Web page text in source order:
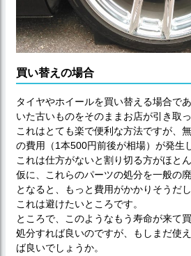
買い替えの場合
タイヤやホイールを買い替える場合で
いた古いものをそのままお店が引き取
これはとても楽で便利な方法ですが、
の費用（1本500円前後が相場）が発生
これは仕方がないと割り切る方がほとん
仮に、これらのパーツの処分を一般の
となると、もっと費用がかかりそうだ
これは避けたいところです。
ところで、このようなもう寿命が来て
処分すれば良いのですが、もしまだ使
ば良いでしょうか。